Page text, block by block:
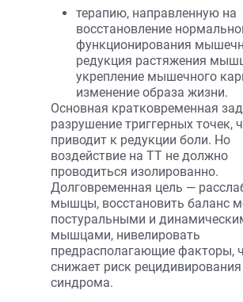
терапию, направленную на
восстановление
функционирования
редукция растяжения
укрепление мышечного
изменение образа жизни.
Основная кратковременная
разрушение триггерных точек,
приводит к редукции боли. Но
воздействие на ТТ не должно
проводиться изолированно.
Долговременная цель —
мышцы, восстановить баланс
постуральными и
мышцами, нивелировать
предрасполагающие факторы,
снижает риск
синдрома.